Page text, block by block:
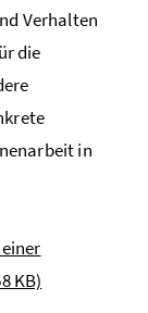
Verhalten
die
in
KB)